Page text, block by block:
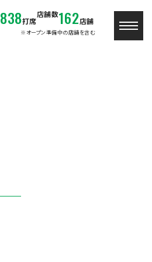
838打席
店舗数162店舗
※オープン準備中の店舗を含む